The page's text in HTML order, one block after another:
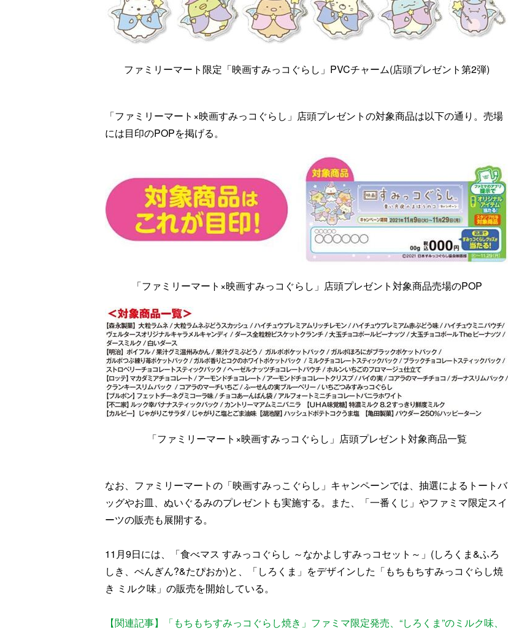
ファミリーマート限定「映画すみっコぐらし」PVCチャーム(店頭プレゼント第2弾)
「ファミリーマート×映画すみっコぐらし」店頭プレゼントの対象商品は以下の通り。売場
には目印のPOPを掲げる。
「ファミリーマート×映画すみっコぐらし」店頭プレゼント対象商品売場のPOP
「ファミリーマート×映画すみっコぐらし」店頭プレゼント対象商品一覧
なお、ファミリーマートの「映画すみっこぐらし」キャンペーンでは、抽選によるトートバ
ッグやお皿、ぬいぐるみのプレゼントも実施する。また、「一番くじ」やファミマ限定スイ
ーツの販売も展開する。
11月9日には、「食べマス すみっコぐらし ～なかよしすみっコセット～」(しろくま&ふろ
しき、ぺんぎん?&たぴおか)と、「しろくま」をデザインした「もちもちすみっコぐらし焼
き ミルク味」の販売を開始している。
【関連記事】「もちもちすみっコぐらし焼き」ファミマ限定発売、“しろくま”のミルク味、